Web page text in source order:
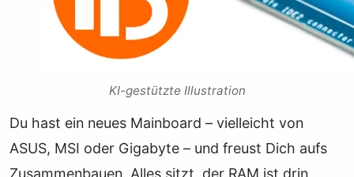
KI-gestützte Illustration
Du hast ein neues Mainboard – vielleicht von
ASUS, MSI oder Gigabyte – und freust Dich aufs
Zusammenbauen. Alles sitzt, der RAM ist drin,